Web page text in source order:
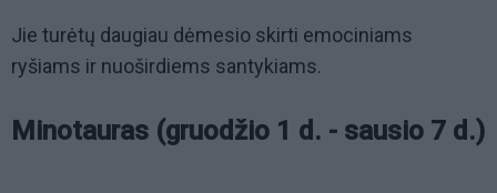
Jie turėtų daugiau dėmesio skirti emociniams
ryšiams ir nuoširdiems santykiams.
Minotauras (gruodžio 1 d. - sausio 7 d.)